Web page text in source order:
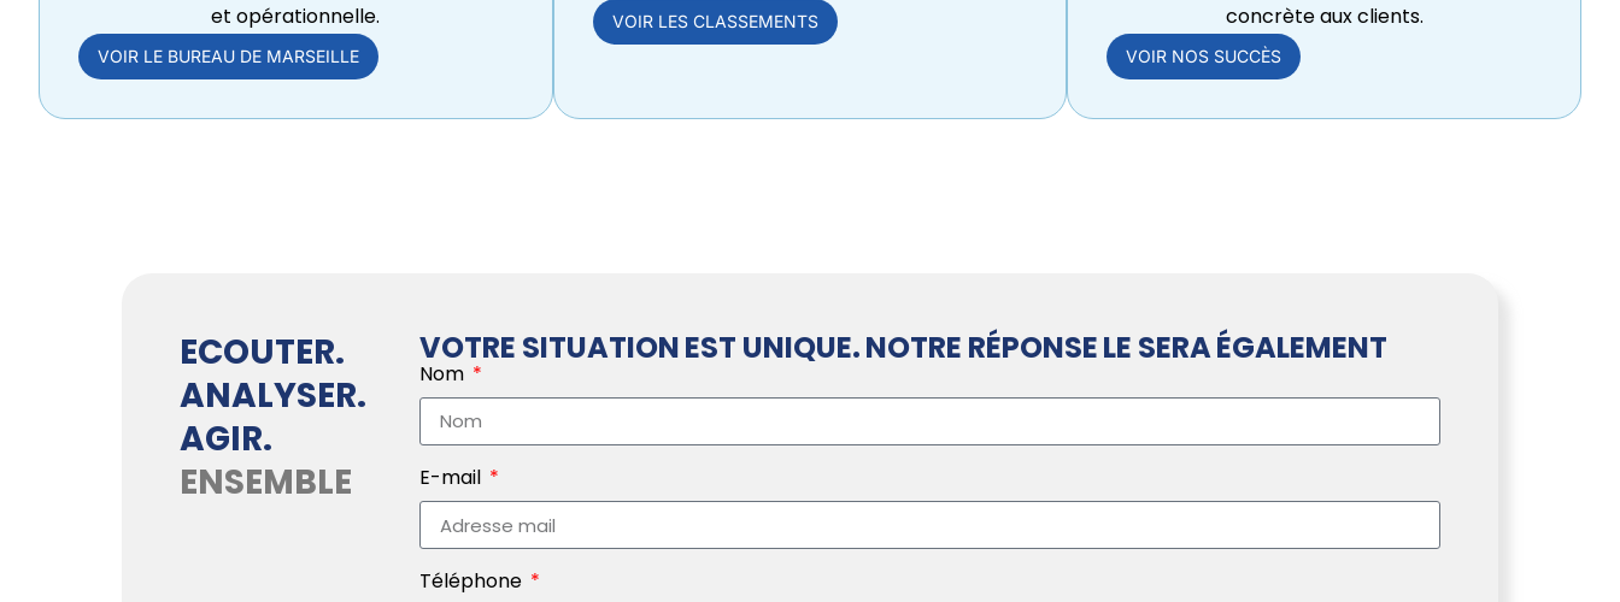
et opérationnelle.
VOIR LE BUREAU DE MARSEILLE
VOIR LES CLASSEMENTS
concrète aux clients.
VOIR NOS SUCCÈS
ECOUTER.
ANALYSER.
AGIR.
ENSEMBLE
VOTRE SITUATION EST UNIQUE. NOTRE RÉPONSE LE SERA ÉGALEMENT
Nom
E-mail
Téléphone